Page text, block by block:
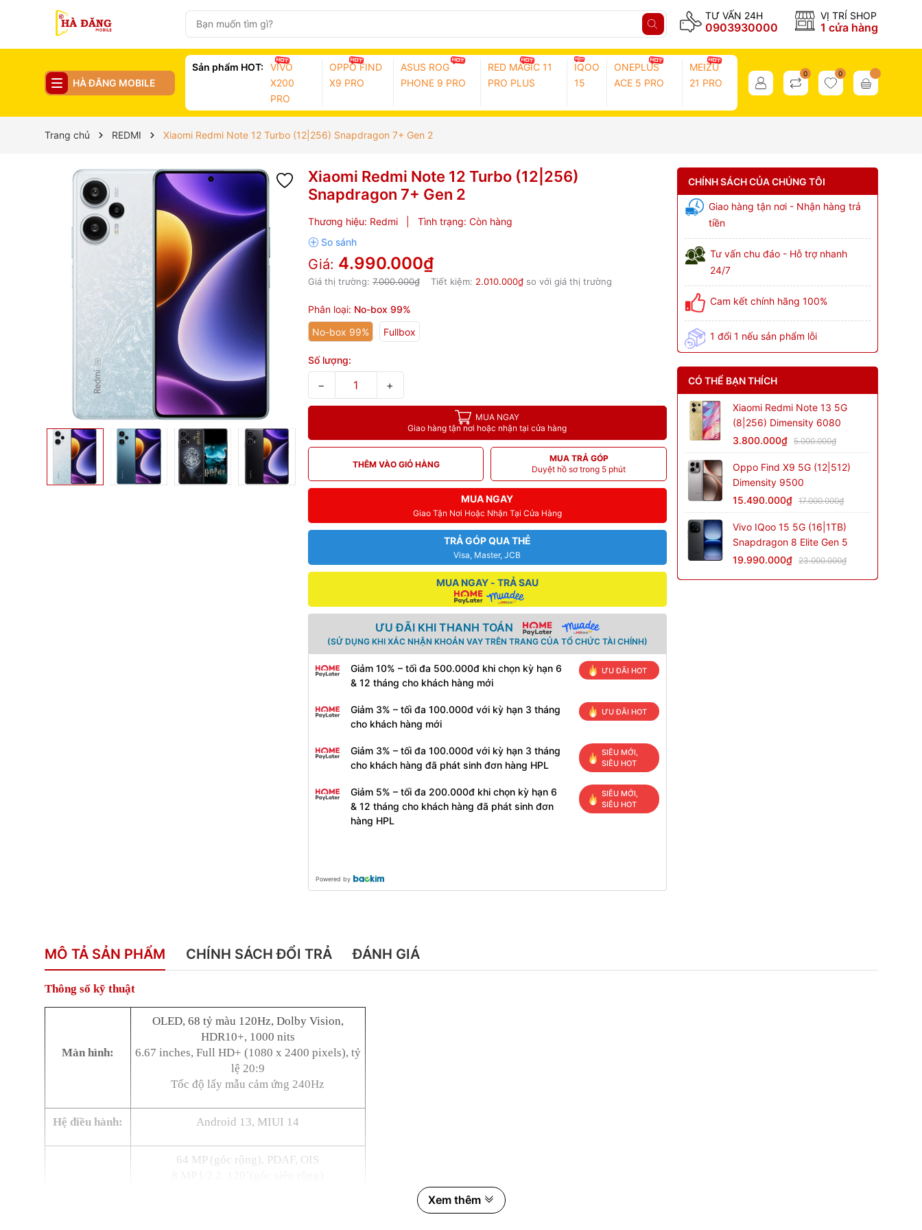
TƯ VẤN 24H
0903930000
VỊ TRÍ SHOP
1 cửa hàng
HÀ ĐĂNG MOBILE
Sản phẩm HOT:
VIVO
X200
PRO
OPPO FIND
X9 PRO
ASUS ROG
PHONE 9 PRO
RED MAGIC 11
PRO PLUS
IQOO
15
ONEPLUS
ACE 5 PRO
MEIZU
21 PRO
0 0
Trang chủ REDMI Xiaomi Redmi Note 12 Turbo (12|256) Snapdragon 7+ Gen 2
Xiaomi Redmi Note 12 Turbo (12|256)
Snapdragon 7+ Gen 2
Thương hiệu: Redmi Tình trạng: Còn hàng
Giá: 4.990.000₫
Giá thị trường: 7.000.000₫ Tiết kiệm: 2.010.000₫so với giá thị trường
Phân loại: No-box 99%
No-box 99%
Fullbox
Số lượng:
− +
MUA NGAY
Giao hàng tận nơi hoặc nhận tại cửa hàng
THÊM VÀO GIỎ HÀNG
MUA TRẢ GÓP
Duyệt hồ sơ trong 5 phút
MUA NGAY
Giao Tận Nơi Hoặc Nhận Tại Cửa Hàng
TRẢ GÓP QUA THẺ
Visa, Master, JCB
MUA NGAY - TRẢ SAU
ƯU ĐÃI KHI THANH TOÁN
(SỬ DỤNG KHI XÁC NHẬN KHOẢN VAY TRÊN TRANG CỦA TỔ CHỨC TÀI CHÍNH)
Giảm 10% – tối đa 500.000đ khi chọn kỳ hạn 6
& 12 tháng cho khách hàng mới
ƯU ĐÃI HOT
Giảm 3% – tối đa 100.000đ với kỳ hạn 3 tháng
cho khách hàng mới
ƯU ĐÃI HOT
Giảm 3% – tối đa 100.000đ với kỳ hạn 3 tháng
cho khách hàng đã phát sinh đơn hàng HPL
SIÊU MỚI,
SIÊU HOT
Giảm 5% – tối đa 200.000đ khi chọn kỳ hạn 6
& 12 tháng cho khách hàng đã phát sinh đơn
hàng HPL
SIÊU MỚI,
SIÊU HOT
Powered by
CHÍNH SÁCH CỦA CHÚNG TÔI
Giao hàng tận nơi - Nhận hàng trả
tiền
Tư vấn chu đáo - Hỗ trợ nhanh
24/7
Cam kết chính hãng 100%
1 đổi 1 nếu sản phẩm lỗi
CÓ THỂ BẠN THÍCH
Xiaomi Redmi Note 13 5G
(8|256) Dimensity 6080
3.800.000₫ 5.000.000₫
Oppo Find X9 5G (12|512)
Dimensity 9500
15.490.000₫ 17.000.000₫
Vivo IQoo 15 5G (16|1TB)
Snapdragon 8 Elite Gen 5
19.990.000₫ 23.000.000₫
MÔ TẢ SẢN PHẨM CHÍNH SÁCH ĐỔI TRẢ ĐÁNH GIÁ
Thông số kỹ thuật
Màn hình:
OLED, 68 tỷ màu 120Hz, Dolby Vision,
HDR10+, 1000 nits
6.67 inches, Full HD+ (1080 x 2400 pixels), tỷ
lệ 20:9
Tốc độ lấy mẫu cảm ứng 240Hz
Hệ điều hành: Android 13, MIUI 14
64 MP (góc rộng), PDAF, OIS
Xem thêm